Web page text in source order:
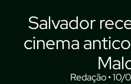
Salvador
cinema
Redação •